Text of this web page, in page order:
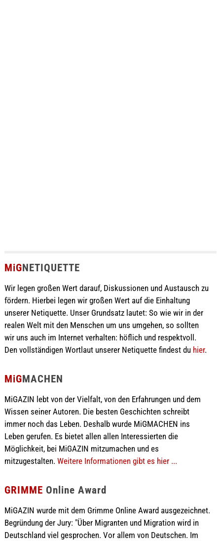
MiGNETIQUETTE
Wir legen großen Wert darauf, Diskussionen und Austausch zu
fördern. Hierbei legen wir großen Wert auf die Einhaltung
unserer Netiquette. Unser Grundsatz lautet: So wie wir in der
realen Welt mit den Menschen um uns umgehen, so sollten
wir uns auch im Internet verhalten: höflich und respektvoll.
Den vollständigen Wortlaut unserer Netiquette findest du hier.
MiGMACHEN
MiGAZIN lebt von der Vielfalt, von den Erfahrungen und dem
Wissen seiner Autoren. Die besten Geschichten schreibt
immer noch das Leben. Deshalb wurde MiGMACHEN ins
Leben gerufen. Es bietet allen allen Interessierten die
Möglichkeit, bei MiGAZIN mitzumachen und es
mitzugestalten. Weitere Informationen gibt es hier ...
GRIMME Online Award
MiGAZIN wurde mit dem Grimme Online Award ausgezeichnet.
Begründung der Jury: "Über Migranten und Migration wird in
Deutschland viel gesprochen. Vor allem von Deutschen. Im